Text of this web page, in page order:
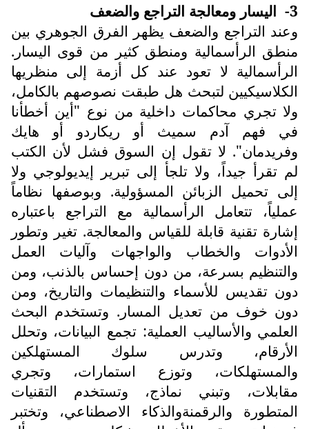
3-
اليسار ومعالجة التراجع والضعف
وعند التراجع والضعف يظهر الفرق الجوهري بين
منطق الرأسمالية ومنطق كثير من قوى اليسار.
الرأسمالية لا تعود عند كل أزمة إلى منظريها
الكلاسيكيين لتبحث هل طبقت نصوصهم بالكامل،
ولا تجري محاكمات داخلية من نوع "أين أخطأنا
في فهم آدم سميث أو ريكاردو أو هايك
وفريدمان". لا تقول إن السوق فشل لأن الكتب
لم تقرأ جيداً، ولا تلجأ إلى تبرير إيديولوجي ولا
إلى تحميل الزبائن المسؤولية. وبوصفها نظاماً
عملياً، تتعامل الرأسمالية مع التراجع باعتباره
إشارة تقنية قابلة للقياس والمعالجة. تغير وتطور
الأدوات والخطاب والواجهات وآليات العمل
والتنظيم بسرعة، من دون إحساس بالذنب، ومن
دون تقديس للأسماء والتنظيمات والتاريخ، ومن
دون خوف من تعديل المسار. وتستخدم البحث
العلمي والأساليب العملية: تجمع البيانات، وتحلل
الأرقام، وتدرس سلوك المستهلكين
والمستهلكات، وتوزع استمارات، وتجري
مقابلات، وتبني نماذج، وتستخدم التقنيات
المتطورة والرقمنةوالذكاء الاصطناعي، وتختبر